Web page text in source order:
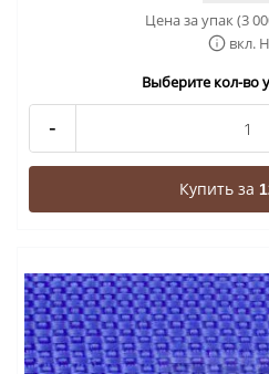
Цена за упак (3
вкл.
Выберите кол-во
-
Купить за